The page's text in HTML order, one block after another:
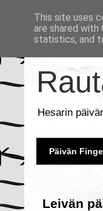
Hesarin
Päivän
Leivän
This site uses
are shared
statistics, and